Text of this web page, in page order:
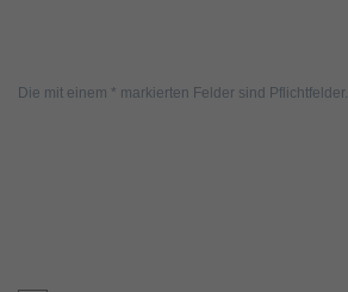
Die mit einem * markierten Felder sind Pflichtfelder.